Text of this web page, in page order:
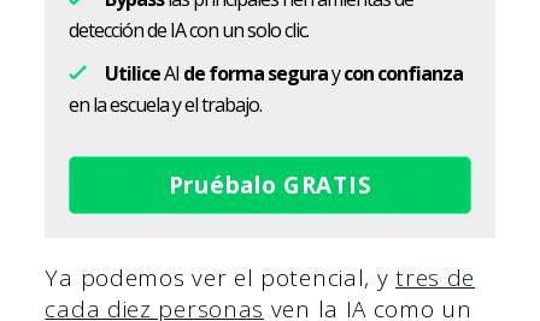
detección de IA con un solo clic.
UtiliceAI de forma seguraycon confianza
en la escuela y el trabajo.
Pruébalo GRATIS
Ya podemos ver el potencial, ytres de
cada diez personas ven la IA como un